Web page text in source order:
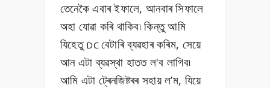
তেনেকৈ এবাৰ ইফালে, আনবাৰ সিফালে
অহা যোৱা কৰি থাকিব৷ কিন্তু আমি
যিহেতু DCবেটাৰি ব্যৱহাৰ কৰিম, সেয়ে
আন এটা ব্যৱস্থা হাতত ল'ব লাগিব৷
আমি এটা ট্ৰেনজিষ্টৰৰ সহায় ল’ম, যিয়ে